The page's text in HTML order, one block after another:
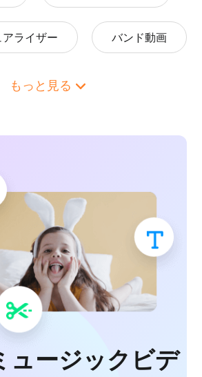
ライザー バンド動画
プロモーションビデオ
サート予告動画
ジック動画 DJ動画
ヒップホップ動画
カラオケ動画
動画 カラオケ字幕
もっと見る
ュージックビデ